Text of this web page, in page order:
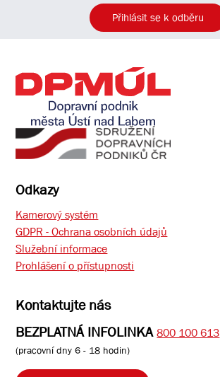
Přihlásit se k odběru
Odkazy
Kamerový systém
GDPR - Ochrana osobních údajů
Služební informace
Prohlášení o přístupnosti
Kontaktujte nás
BEZPLATNÁ INFOLINKA 800 100 613
(pracovní dny 6 - 18 hodin)